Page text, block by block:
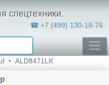
спецтехники.
☎ +7 (499) 130-18-76
ALD8471LK